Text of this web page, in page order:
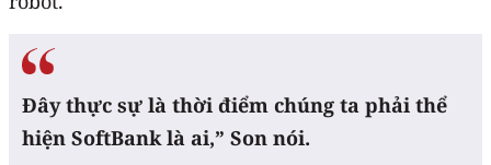
Đây thực sự là thời điểm chúng ta phải thể
hiện SoftBank là ai,” Son nói.